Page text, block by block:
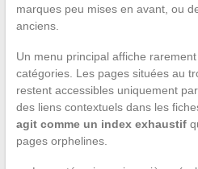
marques peu mises en avant, ou
anciens.
Un menu principal affiche
catégories. Les pages situées au
restent accessibles uniquement
des liens contextuels dans les
agit comme un index exhaustif
pages orphelines.